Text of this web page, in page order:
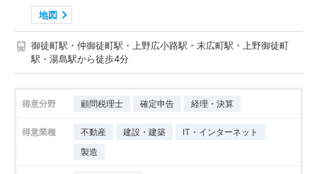
地図
御徒町駅・仲御徒町駅・上野広小路駅・末広町駅・上野御徒町
駅・湯島駅から徒歩4分
得意分野 顧問税理士 確定申告 経理・決算
得意業種 不動産 建設・建築
IT・インターネット
製造